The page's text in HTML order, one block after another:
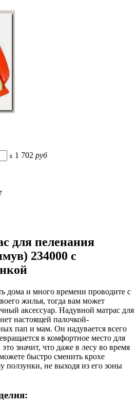
x 1 702 руб
для пеленания
234000 с
дома и много времени проводите с
жилья, тогда вам может
аксессуар. Надувной матрас для
настоящей палочкой-
пап и мам. Он надувается всего
в комфортное место для
значит, что даже в лесу во время
быстро сменить крохе
ползунки, не выходя из его зоны